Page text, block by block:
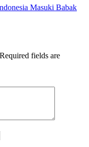
Masuki Babak
Required fields are